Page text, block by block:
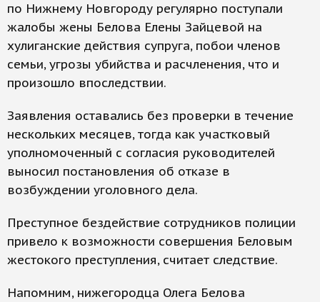
по Нижнему Новгороду регулярно поступали
жалобы жены Белова Елены Зайцевой на
хулиганские действия супруга, побои членов
семьи, угрозы убийства и расчленения, что и
произошло впоследствии.
Заявления оставались без проверки в течение
нескольких месяцев, тогда как участковый
уполномоченный с согласия руководителей
выносил постановления об отказе в
возбуждении уголовного дела.
Преступное бездействие сотрудников полиции
привело к возможности совершения Беловым
жестокого преступления, считает следствие.
Напомним, нижегородца Олега Белова